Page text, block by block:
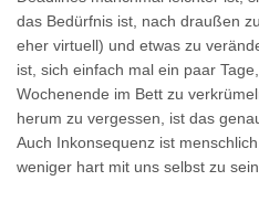
das Bedürfnis ist, nach draußen
eher virtuell) und etwas zu
ist, sich einfach mal ein paar
Wochenende im Bett zu
herum zu vergessen, ist das
Auch Inkonsequenz ist
weniger hart mit uns selbst zu sein.